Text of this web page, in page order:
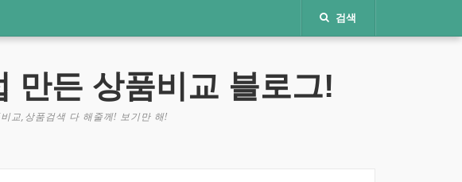
검색
만든 상품비교 블로그!
교,상품검색 다 해줄께! 보기만 해!